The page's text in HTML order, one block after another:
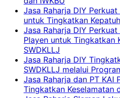
Jasa Raharja DIY
untuk Tingkatkan
Jasa Raharja DIY
Playen untuk Tingkatkan
SWDKLLJ
Jasa Raharja DIY
SWDKLLJ melalui
Jasa Raharja dan PT KAI
Tingkatkan Keselamatan